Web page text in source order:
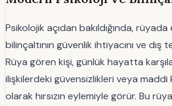
Psikolojik açıdan bakıldığında, rüyada
bilinçaltının güvenlik ihtiyacını ve dış
Rüya gören kişi, günlük hayatta
ilişkilerdeki güvensizlikleri veya maddi
olarak hırsızın eylemiyle görür. Bu